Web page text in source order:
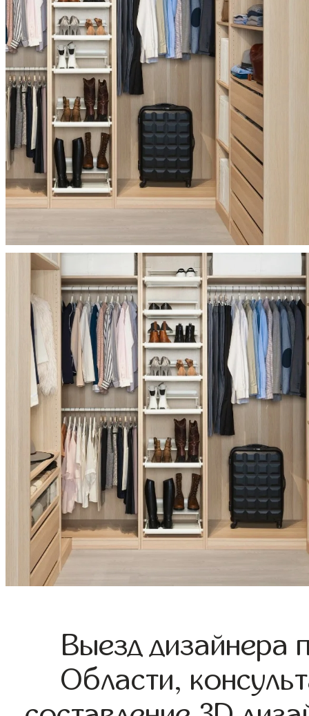
Выезд дизайнера
Области,